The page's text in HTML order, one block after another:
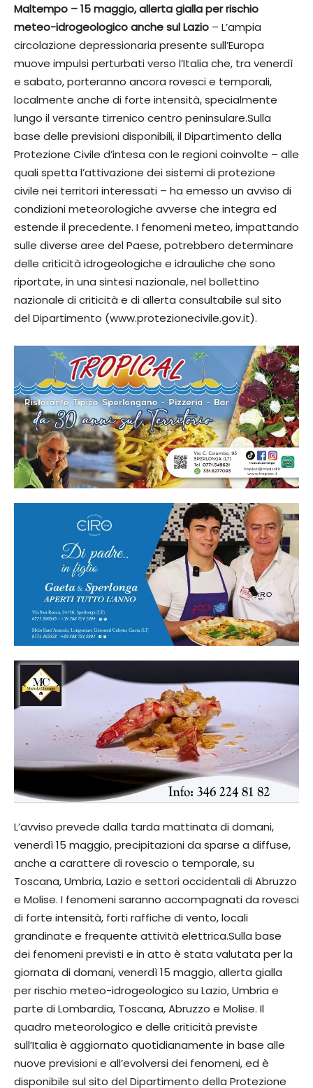
Maltempo – 15 maggio, allerta gialla per rischio
meteo-idrogeologico anche sul Lazio – L’ampia
circolazione depressionaria presente sull’Europa
muove impulsi perturbati verso l’Italia che, tra venerdì
e sabato, porteranno ancora rovesci e temporali,
localmente anche di forte intensità, specialmente
lungo il versante tirrenico centro peninsulare.Sulla
base delle previsioni disponibili, il Dipartimento della
Protezione Civile d’intesa con le regioni coinvolte – alle
quali spetta l’attivazione dei sistemi di protezione
civile nei territori interessati – ha emesso un avviso di
condizioni meteorologiche avverse che integra ed
estende il precedente. I fenomeni meteo, impattando
sulle diverse aree del Paese, potrebbero determinare
delle criticità idrogeologiche e idrauliche che sono
riportate, in una sintesi nazionale, nel bollettino
nazionale di criticità e di allerta consultabile sul sito
del Dipartimento (www.protezionecivile.gov.it).
L’avviso prevede dalla tarda mattinata di domani,
venerdì 15 maggio, precipitazioni da sparse a diffuse,
anche a carattere di rovescio o temporale, su
Toscana, Umbria, Lazio e settori occidentali di Abruzzo
e Molise. I fenomeni saranno accompagnati da rovesci
di forte intensità, forti raffiche di vento, locali
grandinate e frequente attività elettrica.Sulla base
dei fenomeni previsti e in atto è stata valutata per la
giornata di domani, venerdì 15 maggio, allerta gialla
per rischio meteo-idrogeologico su Lazio, Umbria e
parte di Lombardia, Toscana, Abruzzo e Molise. Il
quadro meteorologico e delle criticità previste
sull’Italia è aggiornato quotidianamente in base alle
nuove previsioni e all’evolversi dei fenomeni, ed è
disponibile sul sito del Dipartimento della Protezione